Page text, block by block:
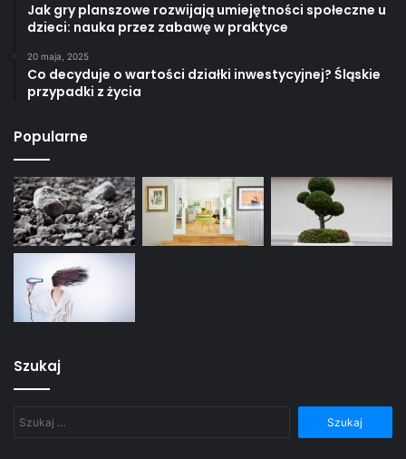
Jak gry planszowe rozwijają umiejętności społeczne u
dzieci: nauka przez zabawę w praktyce
20 maja, 2025
Co decyduje o wartości działki inwestycyjnej? Śląskie
przypadki z życia
Popularne
Szukaj